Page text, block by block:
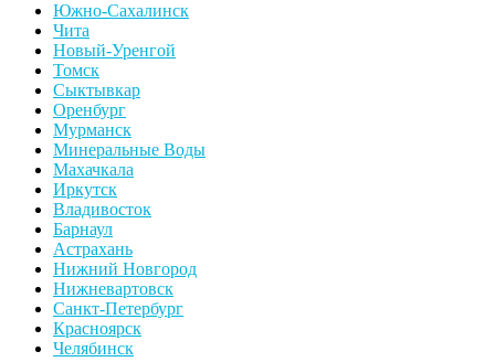
Южно-Сахалинск
Чита
Новый-Уренгой
Томск
Сыктывкар
Оренбург
Мурманск
Минеральные Воды
Махачкала
Иркутск
Владивосток
Барнаул
Астрахань
Нижний Новгород
Нижневартовск
Санкт-Петербург
Красноярск
Челябинск